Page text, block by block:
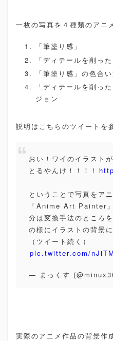
一枚の写真を４種類のアニ
「筆塗り感」
「ディテールを削った
「筆塗り感」の色合
「ディテールを削っ
ジョン
説明はこちらのツイートを
おい！ワイのイラスト
とるやんけ！！！！
ということで写真をア
「Anime Art Painter
分は変換手法のところ
の様にイラストの背景
（ツイート続く）
pic.twitter.com/
— まっくす
実際のアニメ作品の背景作